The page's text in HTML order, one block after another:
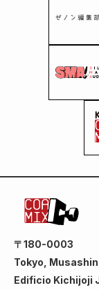
〒180-0003
Tokyo,
Edificio Kichijoji